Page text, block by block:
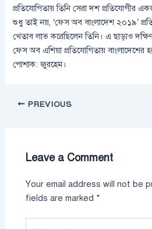
প্রতিযোগিতায় তিনি সেরা দশ প্রতিযোগীর
শুধু তাই নয়, ‘ফেস অব বাংলাদেশ ২০১৯’
খেতাব লাভ করেছিলেন তিনি। এ ছাড়াও
ফেস অব এশিয়া প্রতিযোগিতায় বাংলাদেশের
পোশাক: জুরহেম।
PREVIOUS
Leave a Comment
Your email address will not be
fields are marked *